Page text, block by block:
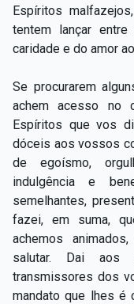
Espíritos
tentem lançar
caridade e do amor
Se procurarem
achem acesso no
Espíritos que vos
dóceis aos vossos
de egoísmo,
indulgência e
semelhantes,
fazei, em suma,
achemos
salutar. Dai aos
transmissores dos
mandato que lhes é